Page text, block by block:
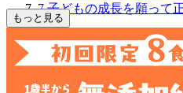
7.子どもの成長を願って
もっと見る